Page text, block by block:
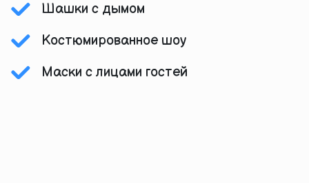
Шашки с дымом
Костюмированное шоу
Маски с лицами гостей